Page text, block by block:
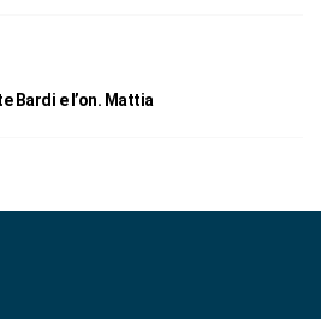
Bardi e l’on. Mattia